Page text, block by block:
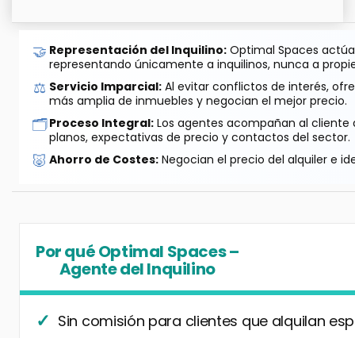
🤝 Representación del Inquilino: Optimal Spaces
representando únicamente a inquilinos, nunca a
⚖️ Servicio Imparcial: Al evitar conflictos de interés,
más amplia de inmuebles y negocian el mejor precio.
🗂️Proceso Integral: Los agentes acompañan al
planos, expectativas de precio y contactos del sector.
🐷 Ahorro de Costes: Negocian el precio del alquiler e
Por qué Optimal Spaces –
Agente del Inquilino
Sin comisión para clientes que alquilan